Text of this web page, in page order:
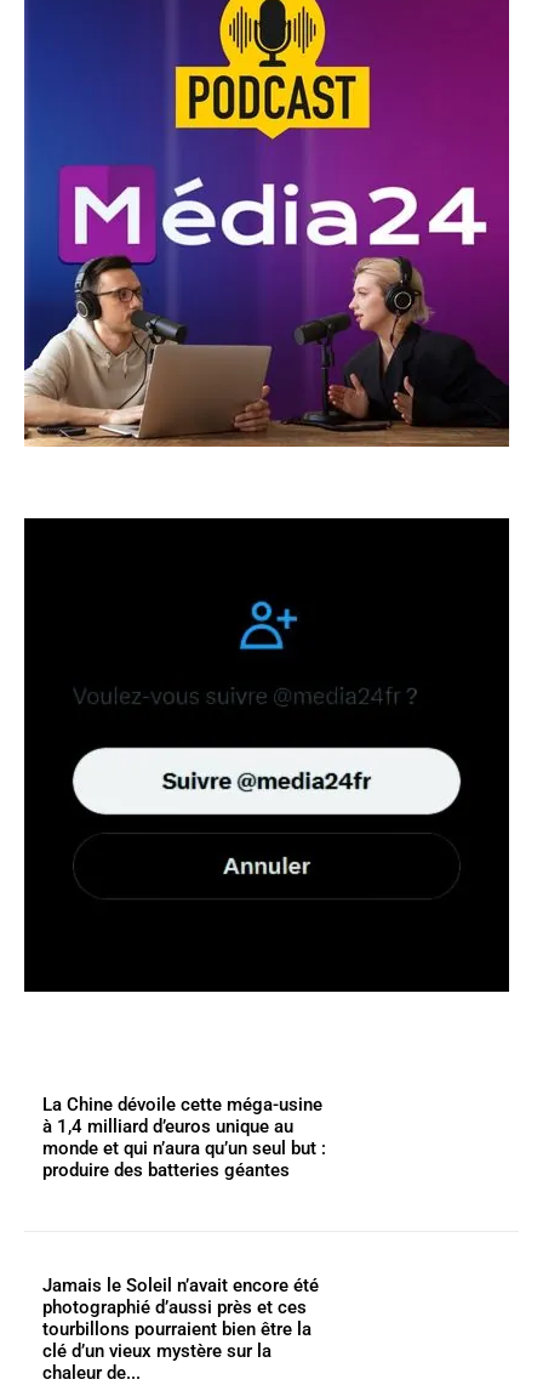
La Chine dévoile cette méga-usine
à 1,4 milliard d’euros unique au
monde et qui n’aura qu’un seul but :
produire des batteries géantes
Jamais le Soleil n’avait encore été
photographié d’aussi près et ces
tourbillons pourraient bien être la
clé d’un vieux mystère sur la
chaleur de...